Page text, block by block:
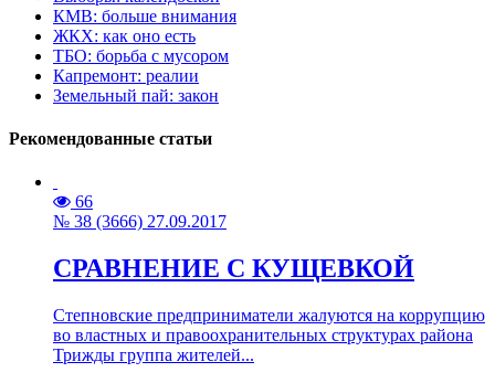
КМВ: больше внимания
ЖКХ: как оно есть
ТБО: борьба с мусором
Капремонт: реалии
Земельный пай: закон
Рекомендованные статьи
66
№ 38 (3666) 27.09.2017
СРАВНЕНИЕ С КУЩЕВКОЙ
Степновские предприниматели жалуются на коррупцию
во властных и правоохранительных структурах района
Трижды группа жителей...